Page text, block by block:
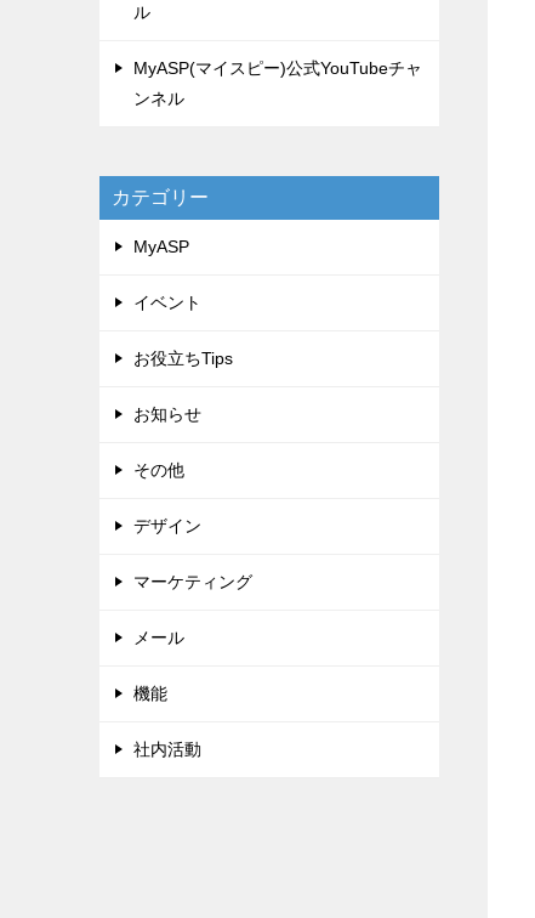
ル
MyASP(マイスピー)公式YouTubeチャ
ンネル
カテゴリー
MyASP
イベント
お役立ちTips
お知らせ
その他
デザイン
マーケティング
メール
機能
社内活動